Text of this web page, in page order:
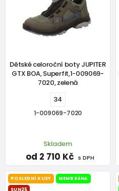
Dětské celoroční boty JUPITER
GTX BOA, Superfit,1-009069-
7020, zelená
34
1-009069-7020
Skladem
od 2 710 Kč s DPH
POSLEDNÍ KUSY
MEMBRÁNA
SUN25